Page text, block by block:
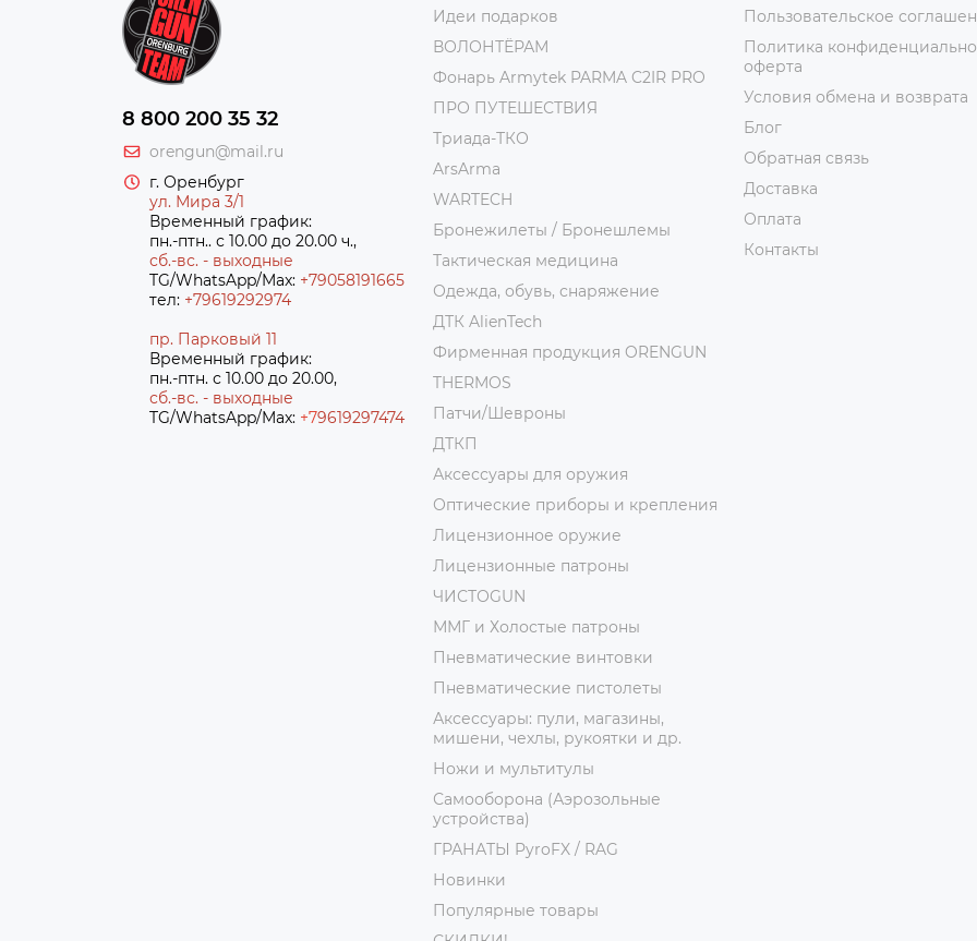
8 800 200 35 32
orengun@mail.ru
г. Оренбург
ул. Мира 3/1
Временный график:
пн.-птн.. с 10.00 до 20.00 ч.,
сб.-вс. - выходные
TG/WhatsApp/Max: +79058191665
тел: +79619292974
пр. Парковый 11
Временный график:
пн.-птн. с 10.00 до 20.00,
сб.-вс. - выходные
TG/WhatsApp/Max: +79619297474
Идеи подарков
ВОЛОНТЁРАМ
Фонарь Armytek PARMA C2IR PRO
ПРО ПУТЕШЕСТВИЯ
Триада-ТКО
ArsArma
WARTECH
Бронежилеты / Бронешлемы
Тактическая медицина
Одежда, обувь, снаряжение
ДТК AlienTech
Фирменная продукция ORENGUN
THERMOS
Патчи/Шевроны
ДТКП
Аксессуары для оружия
Оптические приборы и крепления
Лицензионное оружие
Лицензионные патроны
ЧИСТОGUN
ММГ и Холостые патроны
Пневматические винтовки
Пневматические пистолеты
Аксессуары: пули, магазины,
мишени, чехлы, рукоятки и др.
Ножи и мультитулы
Самооборона (Аэрозольные
устройства)
ГРАНАТЫ PyroFX / RAG
Новинки
Популярные товары
Пользовательское
Политика
оферта
Условия обмена и возврата
Блог
Обратная связь
Доставка
Оплата
Контакты